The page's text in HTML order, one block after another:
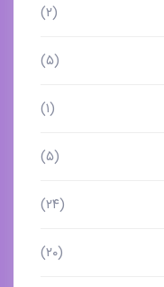
(۲)
(۵)
(۱)
(۵)
(۲۴)
(۲۰)